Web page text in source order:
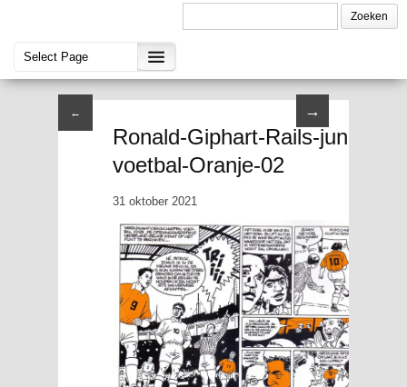
← →
Ronald-Giphart-Rails-juni-
voetbal-Oranje-02
31 oktober 2021